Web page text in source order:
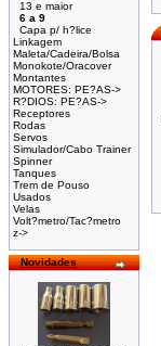
13 e maior
6 a 9
Capa p/ h?lice
Linkagem
Maleta/Cadeira/Bolsa
Monokote/Oracover
Montantes
MOTORES: PE?AS->
R?DIOS: PE?AS->
Receptores
Rodas
Servos
Simulador/Cabo Trainer
Spinner
Tanques
Trem de Pouso
Usados
Velas
Volt?metro/Tac?metro
z->
Novidades